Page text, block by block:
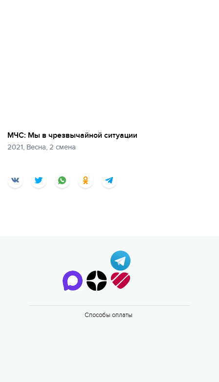
МЧС: Мы в чрезвычайной ситуации
2021, Весна, 2 смена
Способы оплаты